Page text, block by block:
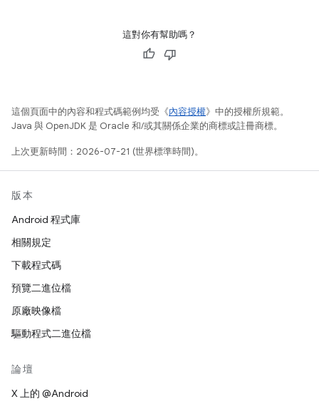
這對你有幫助嗎？
這個頁面中的內容和程式碼範例均受《內容授權》中的授權所規範。
Java 與 OpenJDK 是 Oracle 和/或其關係企業的商標或註冊商標。
上次更新時間：2026-07-21 (世界標準時間)。
版本
Android 程式庫
相關規定
下載程式碼
預覽二進位檔
原廠映像檔
驅動程式二進位檔
論壇
X 上的 @Android